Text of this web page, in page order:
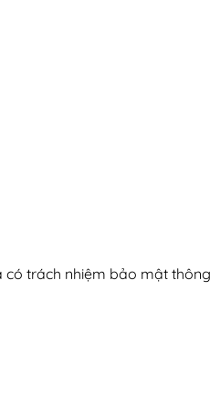
có trách nhiệm bảo mật